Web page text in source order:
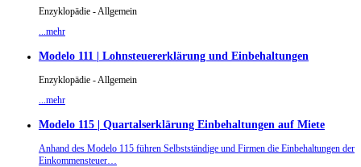
Enzyklopädie - Allgemein
...mehr
Modelo 111 | Lohnsteuererklärung und Einbehaltungen
Enzyklopädie - Allgemein
...mehr
Modelo 115 | Quartalserklärung Einbehaltungen auf Miete
Anhand des Modelo 115 führen Selbstständige und Firmen die Einbehaltungen der
Einkommensteuer…